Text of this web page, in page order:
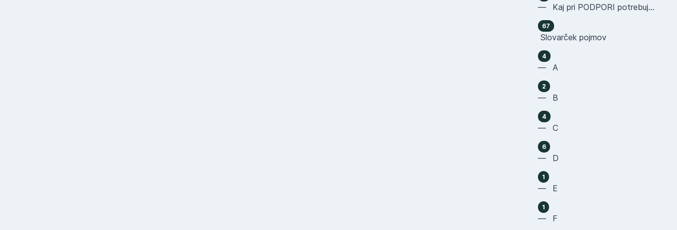
— Kaj pri PODPORI potrebujemo OD VAS
67
Slovarček pojmov
4
— A
2
— B
4
— C
6
— D
1
— E
1
— F